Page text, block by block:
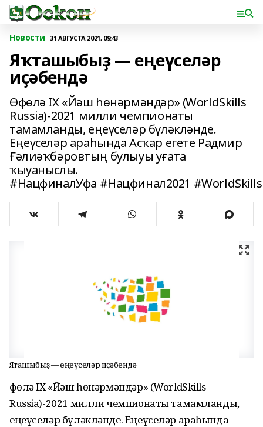
Новости 31 АВГУСТА 2021, 09:43
Яҡташыбыҙ — еңеүселәр
иҫәбендә
Өфөлә IX «Йәш һөнәрмәндәр» (WorldSkills
Russia)-2021 милли чемпионаты
тамамланды, еңеүселәр бүләкләнде.
Еңеүселәр араһында Асҡар егете Радмир
Ғәлиәҡбәровтың булыуы уғата
ҡыуаныслы.
#НацфиналУфа #Нацфинал2021
Яҡташыбыҙ — еңеүселәр иҫәбендә
Өфөлә IX «Йәш һөнәрмәндәр» (WorldSkills
Russia)-2021 милли чемпионаты тамамланды,
еңеүселәр бүләкләнде. Еңеүселәр араһында